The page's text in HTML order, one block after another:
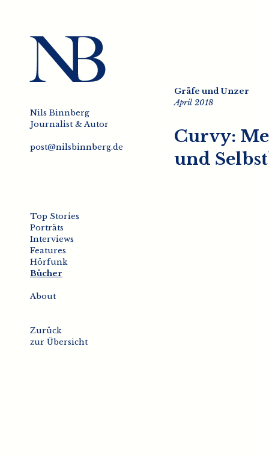
Nils Binnberg
Journalist & Autor
post@nilsbinnberg.de
Gräfe und Unzer
April 2018
Curvy:
und
Top Stories
Porträts
Interviews
Features
Hörfunk
Bücher
About
Zurück
zur Übersicht